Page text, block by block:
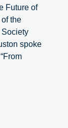
Future of
the
Society
spoke